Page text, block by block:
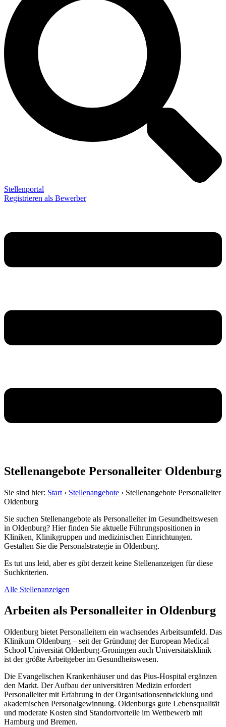
Stellenportal
Registrieren als Bewerber
Stellenangebote Personalleiter Oldenburg
Sie sind hier: Start › Stellenangebote › Stellenangebote Personalleiter
Oldenburg
Sie suchen Stellenangebote als Personalleiter im Gesundheitswesen
in Oldenburg? Hier finden Sie aktuelle Führungspositionen in
Kliniken, Klinikgruppen und medizinischen Einrichtungen.
Gestalten Sie die Personalstrategie in Oldenburg.
Es tut uns leid, aber es gibt derzeit keine Stellenanzeigen für diese
Suchkriterien.
Alle Stellenanzeigen
Arbeiten als Personalleiter in Oldenburg
Oldenburg bietet Personalleitern ein wachsendes Arbeitsumfeld. Das
Klinikum Oldenburg – seit der Gründung der European Medical
School Universität Oldenburg-Groningen auch Universitätsklinik –
ist der größte Arbeitgeber im Gesundheitswesen.
Die Evangelischen Krankenhäuser und das Pius-Hospital ergänzen
den Markt. Der Aufbau der universitären Medizin erfordert
Personalleiter mit Erfahrung in der Organisationsentwicklung und
akademischen Personalgewinnung. Oldenburgs gute Lebensqualität
und moderate Kosten sind Standortvorteile im Wettbewerb mit
Hamburg und Bremen.